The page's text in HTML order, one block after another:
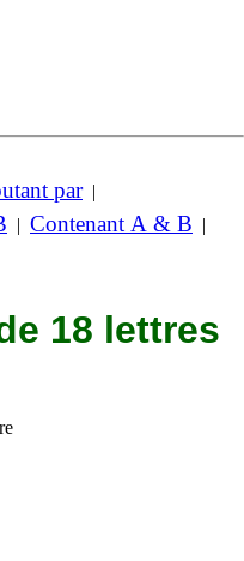
par|
| Contenant A & B |
18 lettres